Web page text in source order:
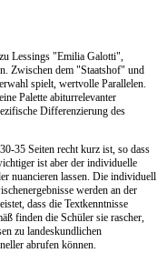
Lessings "Emilia Galotti",
Zwischen dem "Staatshof" und
spielt, wertvolle Parallelen.
Palette abiturrelevanter
Differenzierung des
35 Seiten recht kurz ist, so dass
ist aber der individuelle
nuancieren lassen. Die individuell
werden an der
dass die Textkenntnisse
finden die Schüler sie rascher,
zu landeskundlichen
abrufen können.